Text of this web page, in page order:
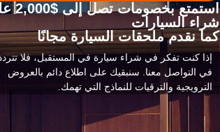
استمتع
شراء السيارات
كما نقدم ملحقات السيارة مجانًا
إذا كنت تفكر في شراء سيارة في المستقبل، فلا
في التواصل معنا. سنبقيك على اطلاع دائم بالعروض
الترويجية والترقيات للنماذج التي تهمك.